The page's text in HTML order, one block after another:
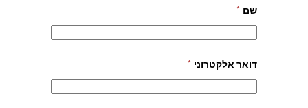
שם *
דואר אלקטרוני *